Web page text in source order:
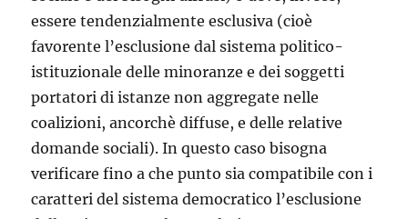
essere tendenzialmente esclusiva (cioè
favorente l’esclusione dal sistema politico-
istituzionale delle minoranze e dei soggetti
portatori di istanze non aggregate nelle
coalizioni, ancorchè diffuse, e delle relative
domande sociali). In questo caso bisogna
verificare fino a che punto sia compatibile con i
caratteri del sistema democratico l’esclusione